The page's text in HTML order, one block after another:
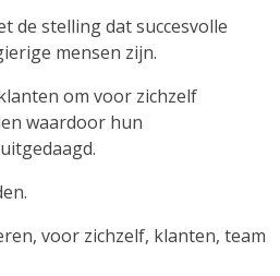
de stelling dat succesvolle
mensen zijn.
om voor zichzelf
waardoor hun
voor zichzelf, klanten, team